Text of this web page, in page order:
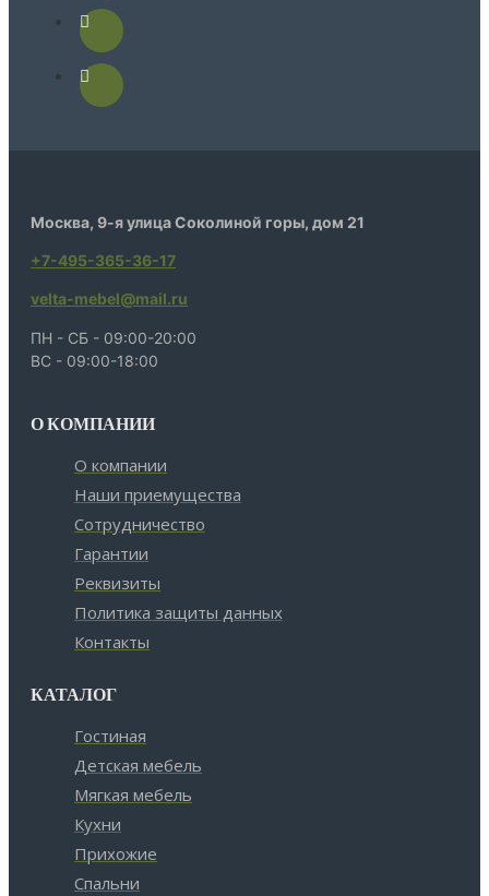
Москва, 9-я улица Соколиной горы, дом 21
+7-495-365-36-17
velta-mebel@mail.ru
ПН - СБ - 09:00-20:00
ВС - 09:00-18:00
О КОМПАНИИ
О компании
Наши приемущества
Сотрудничество
Гарантии
Реквизиты
Политика защиты данных
Контакты
КАТАЛОГ
Гостиная
Детская мебель
Мягкая мебель
Кухни
Прихожие
Спальни